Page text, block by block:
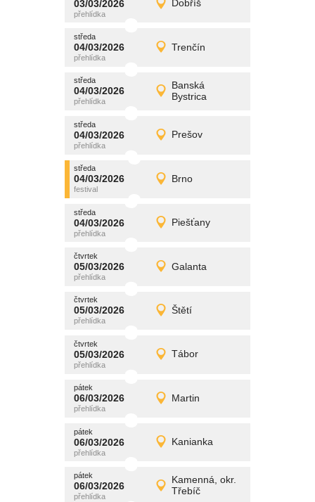
03/03/2026 Dobříš
úterý
03/03/2026 Detail
středa
04/03/2026 Trenčín
středa
04/03/2026 Detail
promítání
středa
04/03/2026
Banská
Bystrica
středa
04/03/2026 Detail
promítání
středa
04/03/2026 Prešov
středa
04/03/2026 Detail
promítání
středa
04/03/2026 Brno
středa
04/03/2026 Detail
promítání
středa
04/03/2026 Piešťany
středa
04/03/2026 Detail
promítání
čtvrtek
05/03/2026 Galanta
čtvrtek
05/03/2026 Detail
promítání
čtvrtek
05/03/2026 Štětí
čtvrtek
05/03/2026 Detail
promítání
čtvrtek
05/03/2026 Tábor
čtvrtek
05/03/2026 Detail
promítání
pátek
06/03/2026 Martin
pátek
06/03/2026 Detail
promítání
pátek
06/03/2026 Kanianka
pátek
06/03/2026 Detail
promítání
pátek
06/03/2026
Kamenná, okr.
Třebíč
pátek
06/03/2026 Detail
promítání